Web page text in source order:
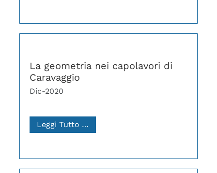
La geometria nei capolavori di
Caravaggio
Dic-2020
Leggi Tutto …